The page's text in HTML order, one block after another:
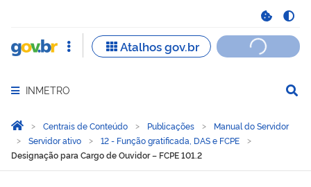
Abrir menu principal de navegação
INMETRO
Você está aqui:
Página Inicial
Centrais de Conteúdo Publicações
Manual do Servidor
Servidor ativo
12 - Função gratificada, DAS e FCPE
Designação para Cargo de Ouvidor – FCPE 101.2